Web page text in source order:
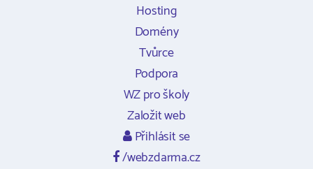
Hosting
Domény
Tvůrce
Podpora
WZ pro školy
Založit web
Přihlásit se
/webzdarma.cz